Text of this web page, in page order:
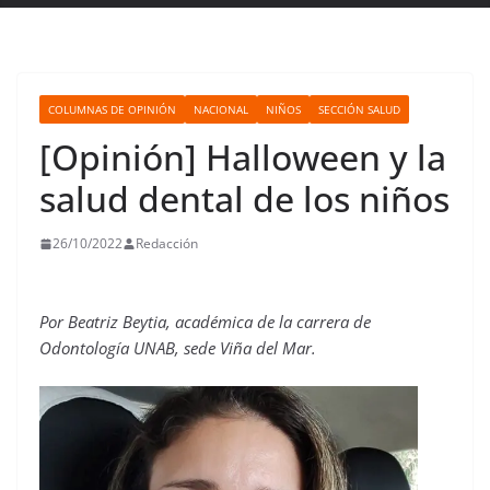
COLUMNAS DE OPINIÓN NACIONAL NIÑOS SECCIÓN SALUD
[Opinión] Halloween y la
salud dental de los niños
26/10/2022 Redacción
Por Beatriz Beytia, académica de la carrera de
Odontología UNAB, sede Viña del Mar.